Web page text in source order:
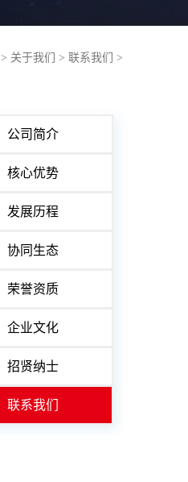
> 关于我们 > 联系我们 >
公司简介
核心优势
发展历程
协同生态
荣誉资质
企业文化
招贤纳士
联系我们